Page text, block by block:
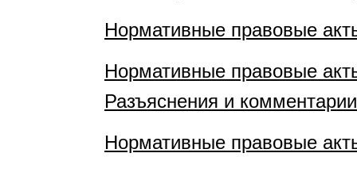
Нормативные правовые
Нормативные правовые
Разъяснения и
Нормативные правовые